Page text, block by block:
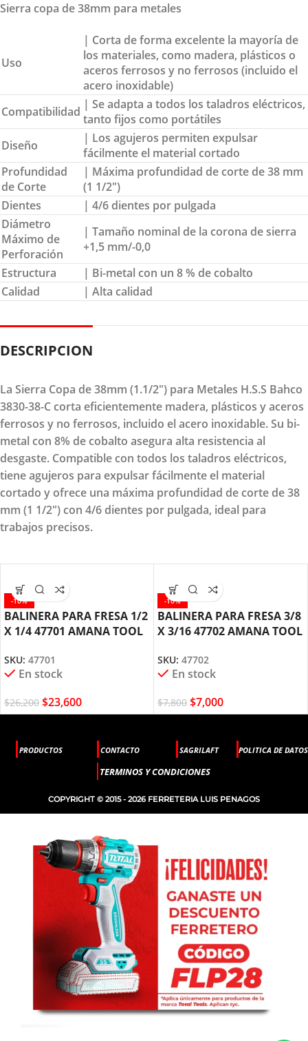
Sierra copa de 38mm para metales
Uso
| Corta de forma excelente la mayoría de
los materiales, como madera, plásticos o
aceros ferrosos y no ferrosos (incluido el
acero inoxidable)
Compatibilidad | Se adapta a todos los taladros eléctricos,
tanto fijos como portátiles
Diseño
| Los agujeros permiten expulsar
fácilmente el material cortado
Profundidad
de Corte
| Máxima profundidad de corte de 38 mm
(1 1/2″)
Dientes
| 4/6 dientes por pulgada
Diámetro
Máximo de
Perforación
| Tamaño nominal de la corona de sierra
+1,5 mm/-0,0
Estructura
| Bi-metal con un 8 % de cobalto
Calidad
| Alta calidad
DESCRIPCION
La Sierra Copa de 38mm (1.1/2") para Metales H.S.S Bahco
3830-38-C corta eficientemente madera, plásticos y aceros
ferrosos y no ferrosos, incluido el acero inoxidable. Su bi-
metal con 8% de cobalto asegura alta resistencia al
desgaste. Compatible con todos los taladros eléctricos,
tiene agujeros para expulsar fácilmente el material
cortado y ofrece una máxima profundidad de corte de 38
mm (1 1/2") con 4/6 dientes por pulgada, ideal para
trabajos precisos.
-10%
BALINERA PARA FRESA 1/2
X 1/4 47701 AMANA TOOL
SKU: 47701
En stock
$26,200 $23,600
-10%
BALINERA PARA FRESA 3/8
X 3/16 47702 AMANA TOOL
SKU: 47702
En stock
$7,800 $7,000
PRODUCTOS CONTACTO SAGRILAFT POLITICA DE DATOS
TERMINOS Y CONDICIONES
COPYRIGHT © 2015 - 2026 FERRETERIA LUIS PENAGOS